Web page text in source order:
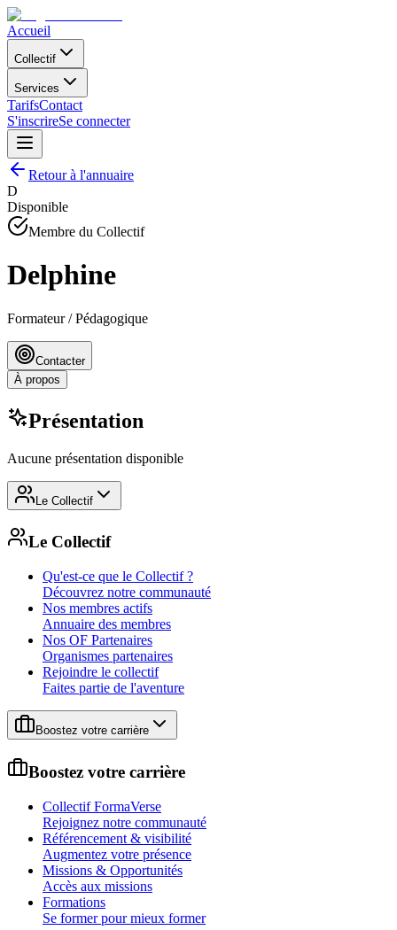
Accueil
Collectif
Services
TarifsContact
S'inscrireSe connecter
Retour à l'annuaire
D
Disponible
Membre du Collectif
Delphine
Formateur / Pédagogique
Contacter
À propos
Présentation
Aucune présentation disponible
Le Collectif
Le Collectif
Qu'est-ce que le Collectif ?
Découvrez notre communauté
Nos membres actifs
Annuaire des membres
Nos OF Partenaires
Organismes partenaires
Rejoindre le collectif
Faites partie de l'aventure
Boostez votre carrière
Boostez votre carrière
Collectif FormaVerse
Rejoignez notre communauté
Référencement & visibilité
Augmentez votre présence
Missions & Opportunités
Accès aux missions
Formations
Se former pour mieux former